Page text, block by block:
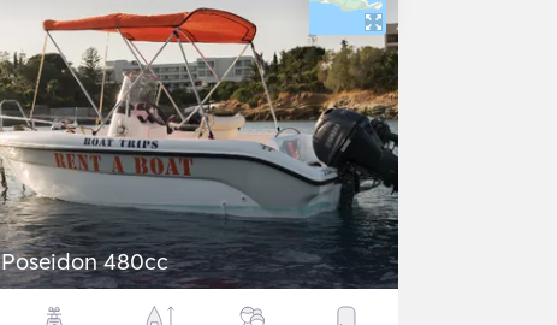
Poseidon 480cc